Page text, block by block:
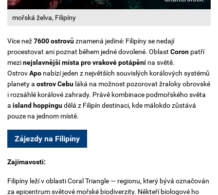
mořská želva, Filipíny
Více než7600 ostrovůznamená jediné: Filipíny se nedají
procestovat ani poznat během jedné dovolené. Oblast Coron patří
mezinejslavnější místa pro vrakové potápěnína světě.
OstrovApo nabízí jeden z největších souvislých korálových systémů
planety a ostrov Cebu láká na možnost pozorovat žraloky obrovské
i rozsáhlé korálové zahrady. Právě kombinace podmořského světa
a island hoppingudělá z Filipín destinaci, kde málokdo zůstává
pouze na jednom místě.
Zájezdy na Filipíny
Zajímavosti:
Filipíny leží v oblasti Coral Triangle — regionu, který bývá označován
za epicentrum světové mořské biodiverzity. Někteří biologové ho